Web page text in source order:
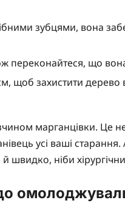
зубцями, вона
переконайтеся, що вона
щоб захистити дерево
марганцівки. Це
усі ваші старання.
швидко, ніби